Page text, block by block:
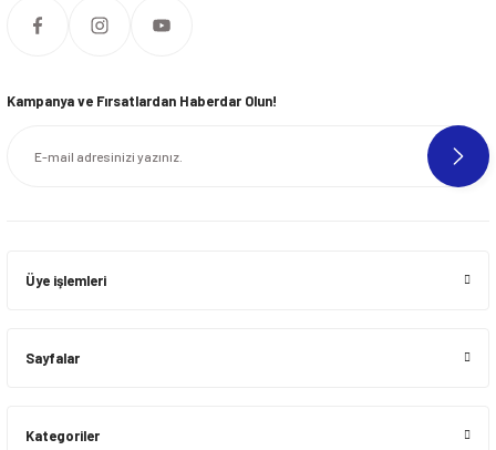
Kampanya ve Fırsatlardan Haberdar Olun!
Üye işlemleri
Sayfalar
Kategoriler